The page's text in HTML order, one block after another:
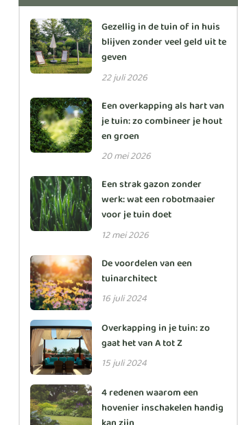
Gezellig in de tuin of in huis
blijven zonder veel geld uit te
geven
22 juli 2026
Een overkapping als hart van
je tuin: zo combineer je hout
en groen
20 mei 2026
Een strak gazon zonder
werk: wat een robotmaaier
voor je tuin doet
12 mei 2026
De voordelen van een
tuinarchitect
16 juli 2024
Overkapping in je tuin: zo
gaat het van A tot Z
15 juli 2024
4 redenen waarom een
hovenier inschakelen handig